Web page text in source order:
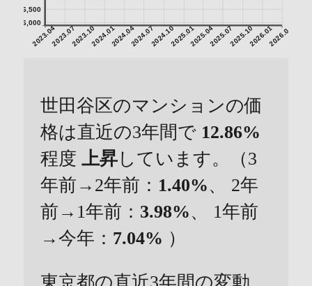
2023.042023.072023.102024.012024.042024.072024.102025.012025.042025.072025.102026.012026.04
6,000
6,500
世田谷区のマンションの価
格は直近の3年間で 12.86%
程度 上昇しています。（3
年前→2年前： 1.40%、 2年
前→1年前： 3.98%、 1年前
→今年： 7.04% ）